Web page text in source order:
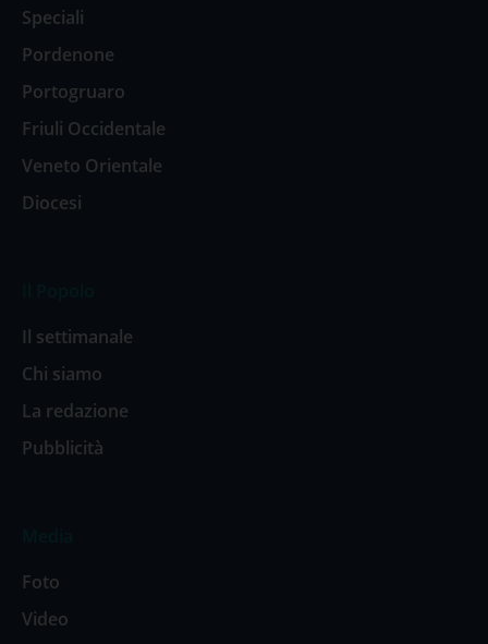
Speciali
Pordenone
Portogruaro
Friuli Occidentale
Veneto Orientale
Diocesi
Il settimanale
Chi siamo
La redazione
Pubblicità
Foto
Video